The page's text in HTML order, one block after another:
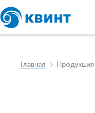
Главная